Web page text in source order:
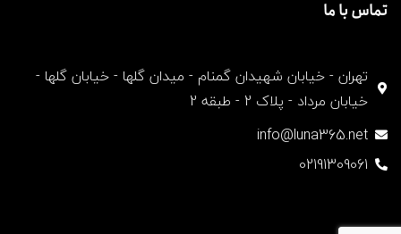
تماس با ما
تهران - خیابان شهیدان گمنام - میدان گلها - خیابان گلها -
خیابان مرداد - پلاک 2 - طبقه 2
info@luna365.net
02191309061